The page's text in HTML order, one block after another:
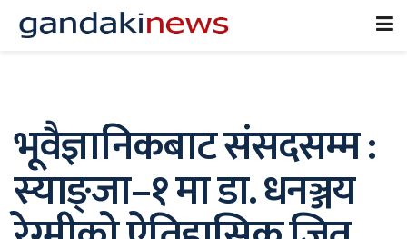
भूवैज्ञानिकबाट संसदसम्म :
स्याङ्जा–१ मा डा. धनञ्जय